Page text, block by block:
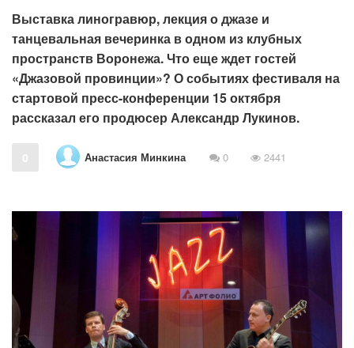
Выставка линогравюр, лекция о джазе и
танцевальная вечеринка в одном из клубных
пространств Воронежа. Что еще ждет гостей
«Джазовой провинции»? О событиях фестиваля на
стартовой пресс-конференции 15 октября
рассказал его продюсер Александр Лукинов.
0 Анастасия Минкина 0 2441